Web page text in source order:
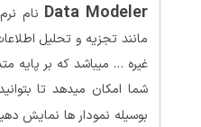
Data Modeler نام
مانند تجزیه و تحلیل
شما امکان میدهد تا
بوسیله نمودار ها نمایش